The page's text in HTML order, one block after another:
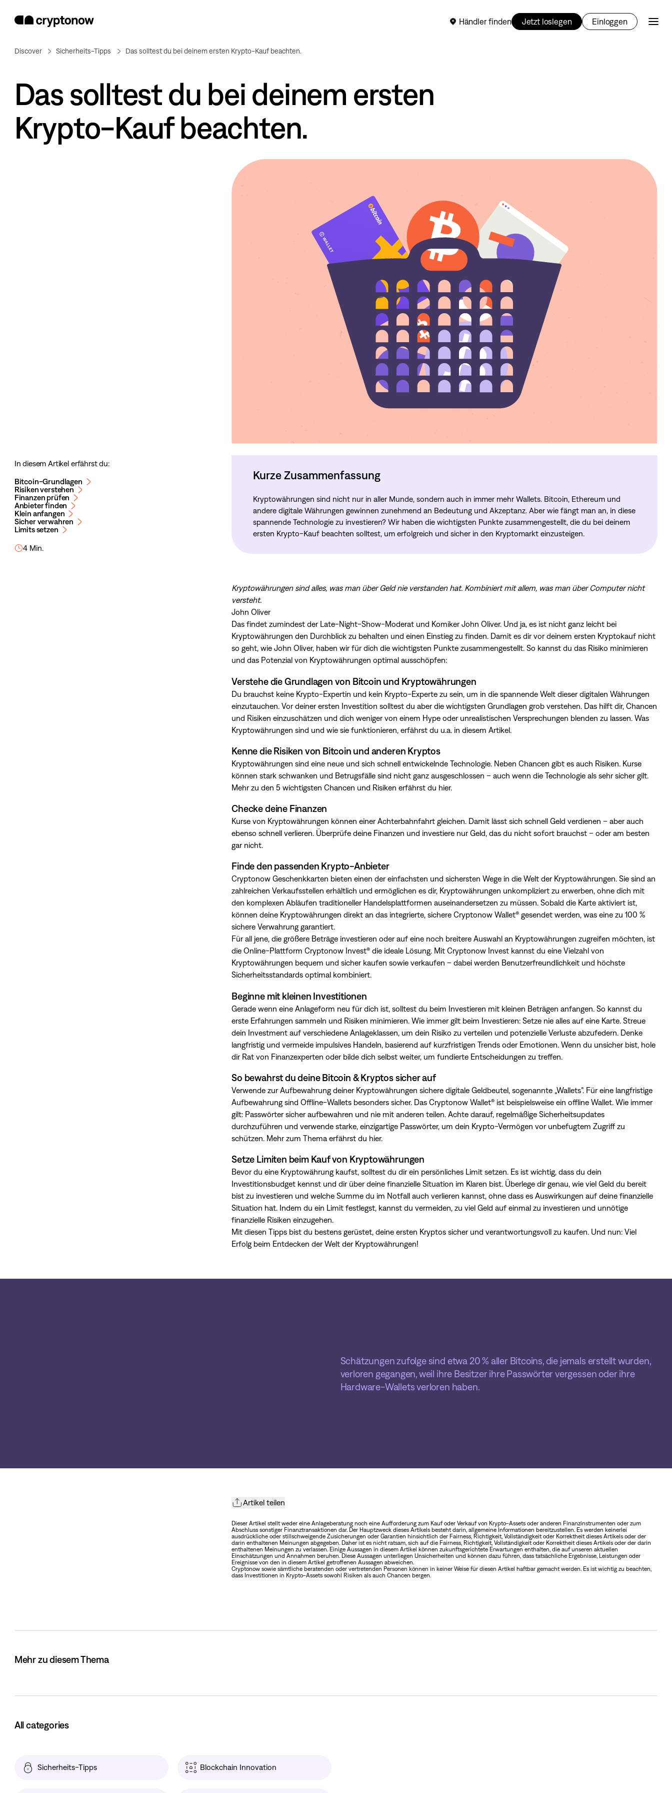
Händler finden Jetzt loslegen Einloggen
Discover Sicherheits-Tipps Das solltest du bei deinem ersten Krypto-Kauf beachten.
Das solltest du bei deinem ersten
Krypto-Kauf beachten.
In diesem Artikel erfährst du:
Bitcoin-Grundlagen
Risiken verstehen
Finanzen prüfen
Anbieter finden
Klein anfangen
Sicher verwahren
Limits setzen
4 Min.
Kurze Zusammenfassung
Kryptowährungen sind nicht nur in aller Munde, sondern auch in immer mehr Wallets. Bitcoin, Ethereum und
andere digitale Währungen gewinnen zunehmend an Bedeutung und Akzeptanz. Aber wie fängt man an, in diese
spannende Technologie zu investieren? Wir haben die wichtigsten Punkte zusammengestellt, die du bei deinem
ersten Krypto-Kauf beachten solltest, um erfolgreich und sicher in den Kryptomarkt einzusteigen.
Kryptowährungen sind alles, was man über Geld nie verstanden hat. Kombiniert mit allem, was man über Computer nicht
versteht.
John Oliver
Das findet zumindest der Late-Night-Show-Moderat und Komiker John Oliver. Und ja, es ist nicht ganz leicht bei
Kryptowährungen den Durchblick zu behalten und einen Einstieg zu finden. Damit es dir vor deinem ersten Kryptokauf nicht
so geht, wie John Oliver, haben wir für dich die wichtigsten Punkte zusammengestellt. So kannst du das Risiko minimieren
und das Potenzial von Kryptowährungen optimal ausschöpfen:
Verstehe die Grundlagen von Bitcoin und Kryptowährungen
Du brauchst keine Krypto-Expertin und kein Krypto-Experte zu sein, um in die spannende Welt dieser digitalen Währungen
einzutauchen. Vor deiner ersten Investition solltest du aber die wichtigsten Grundlagen grob verstehen. Das hilft dir, Chancen
und Risiken einzuschätzen und dich weniger von einem Hype oder unrealistischen Versprechungen blenden zu lassen. Was
Kryptowährungen sind und wie sie funktionieren, erfährst du u.a. in diesem Artikel.
Kenne die Risiken von Bitcoin und anderen Kryptos
Kryptowährungen sind eine neue und sich schnell entwickelnde Technologie. Neben Chancen gibt es auch Risiken. Kurse
können stark schwanken und Betrugsfälle sind nicht ganz ausgeschlossen – auch wenn die Technologie als sehr sicher gilt.
Mehr zu den 5 wichtigsten Chancen und Risiken erfährst du hier.
Checke deine Finanzen
Kurse von Kryptowährungen können einer Achterbahnfahrt gleichen. Damit lässt sich schnell Geld verdienen – aber auch
ebenso schnell verlieren. Überprüfe deine Finanzen und investiere nur Geld, das du nicht sofort brauchst – oder am besten
gar nicht.
Finde den passenden Krypto-Anbieter
Cryptonow Geschenkkarten bieten einen der einfachsten und sichersten Wege in die Welt der Kryptowährungen. Sie sind an
zahlreichen Verkaufsstellen erhältlich und ermöglichen es dir, Kryptowährungen unkompliziert zu erwerben, ohne dich mit
den komplexen Abläufen traditioneller Handelsplattformen auseinandersetzen zu müssen. Sobald die Karte aktiviert ist,
können deine Kryptowährungen direkt an das integrierte, sichere Cryptonow Wallet® gesendet werden, was eine zu 100 %
sichere Verwahrung garantiert.
Für all jene, die größere Beträge investieren oder auf eine noch breitere Auswahl an Kryptowährungen zugreifen möchten, ist
die Online-Plattform Cryptonow Invest® die ideale Lösung. Mit Cryptonow Invest kannst du eine Vielzahl von
Kryptowährungen bequem und sicher kaufen sowie verkaufen – dabei werden Benutzerfreundlichkeit und höchste
Sicherheitsstandards optimal kombiniert.
Beginne mit kleinen Investitionen
Gerade wenn eine Anlageform neu für dich ist, solltest du beim Investieren mit kleinen Beträgen anfangen. So kannst du
erste Erfahrungen sammeln und Risiken minimieren. Wie immer gilt beim Investieren: Setze nie alles auf eine Karte. Streue
dein Investment auf verschiedene Anlageklassen, um dein Risiko zu verteilen und potenzielle Verluste abzufedern. Denke
langfristig und vermeide impulsives Handeln, basierend auf kurzfristigen Trends oder Emotionen. Wenn du unsicher bist, hole
dir Rat von Finanzexperten oder bilde dich selbst weiter, um fundierte Entscheidungen zu treffen.
So bewahrst du deine Bitcoin & Kryptos sicher auf
Verwende zur Aufbewahrung deiner Kryptowährungen sichere digitale Geldbeutel, sogenannte „Wallets”. Für eine langfristige
Aufbewahrung sind Offline-Wallets besonders sicher. Das Cryptonow Wallet(R) ist beispielsweise ein offline Wallet. Wie immer
gilt: Passwörter sicher aufbewahren und nie mit anderen teilen. Achte darauf, regelmäßige Sicherheitsupdates
durchzuführen und verwende starke, einzigartige Passwörter, um dein Krypto-Vermögen vor unbefugtem Zugriff zu
schützen. Mehr zum Thema erfährst du hier.
Setze Limiten beim Kauf von Kryptowährungen
Bevor du eine Kryptowährung kaufst, solltest du dir ein persönliches Limit setzen. Es ist wichtig, dass du dein
Investitionsbudget kennst und dir über deine finanzielle Situation im Klaren bist. Überlege dir genau, wie viel Geld du bereit
bist zu investieren und welche Summe du im Notfall auch verlieren kannst, ohne dass es Auswirkungen auf deine finanzielle
Situation hat. Indem du ein Limit festlegst, kannst du vermeiden, zu viel Geld auf einmal zu investieren und unnötige
finanzielle Risiken einzugehen.
Mit diesen Tipps bist du bestens gerüstet, deine ersten Kryptos sicher und verantwortungsvoll zu kaufen. Und nun: Viel
Erfolg beim Entdecken der Welt der Kryptowährungen!
Schätzungen zufolge sind etwa 20 % aller Bitcoins, die jemals erstellt wurden,
verloren gegangen, weil ihre Besitzer ihre Passwörter vergessen oder ihre
Hardware-Wallets verloren haben.
Artikel teilen
Dieser Artikel stellt weder eine Anlageberatung noch eine Aufforderung zum Kauf oder Verkauf von Krypto-Assets oder anderen Finanzinstrumenten oder zum
Abschluss sonstiger Finanztransaktionen dar. Der Hauptzweck dieses Artikels besteht darin, allgemeine Informationen bereitzustellen. Es werden keinerlei
ausdrückliche oder stillschweigende Zusicherungen oder Garantien hinsichtlich der Fairness, Richtigkeit, Vollständigkeit oder Korrektheit dieses Artikels oder der
darin enthaltenen Meinungen abgegeben. Daher ist es nicht ratsam, sich auf die Fairness, Richtigkeit, Vollständigkeit oder Korrektheit dieses Artikels oder der darin
enthaltenen Meinungen zu verlassen. Einige Aussagen in diesem Artikel können zukunftsgerichtete Erwartungen enthalten, die auf unseren aktuellen
Einschätzungen und Annahmen beruhen. Diese Aussagen unterliegen Unsicherheiten und können dazu führen, dass tatsächliche Ergebnisse, Leistungen oder
Ereignisse von den in diesem Artikel getroffenen Aussagen abweichen.
Cryptonow sowie sämtliche beratenden oder vertretenden Personen können in keiner Weise für diesen Artikel haftbar gemacht werden. Es ist wichtig zu beachten,
dass Investitionen in Krypto-Assets sowohl Risiken als auch Chancen bergen.
Mehr zu diesem Thema
All categories
Sicherheits-Tipps Blockchain Innovation